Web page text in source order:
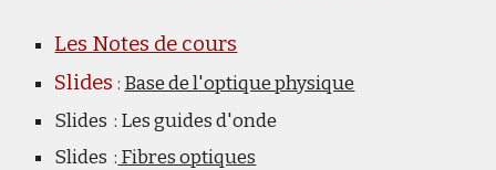
Les Notes de cours
Slides: Base de l'optique physique
Slides : Les guides d'onde
Slides : Fibres optiques